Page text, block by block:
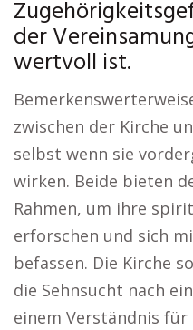
der
wertvoll ist.
zwischen der Kirche
selbst wenn sie
wirken. Beide bieten
Rahmen, um ihre
erforschen und sich
befassen. Die Kirche
die Sehnsucht nach
einem Verständnis für